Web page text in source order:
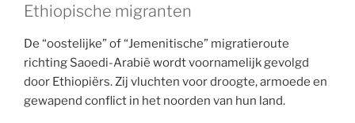
Ethiopische migranten
De “oostelijke” of “Jemenitische” migratieroute
richting Saoedi-Arabië wordt voornamelijk gevolgd
door Ethiopiërs. Zij vluchten voor droogte, armoede en
gewapend conflict in het noorden van hun land.